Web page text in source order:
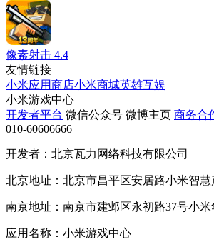
像素射击 4.4
友情链接
小米应用商店小米商城英雄互娱
小米游戏中心
开发者平台 微信公众号 微博主页 商务合
010-60606666
开发者：北京瓦力网络科技有限公司
北京地址：北京市昌平区安居路小米智慧
南京地址：南京市建邺区永初路37号小米
应用名称：小米游戏中心